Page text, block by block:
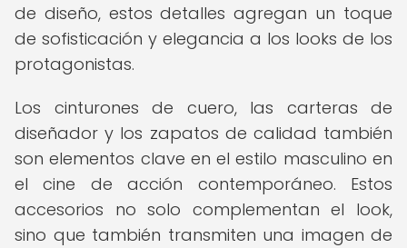
de diseño, estos detalles agregan un toque
de sofisticación y elegancia a los looks de los
protagonistas.
Los cinturones de cuero, las carteras de
diseñador y los zapatos de calidad también
son elementos clave en el estilo masculino en
el cine de acción contemporáneo. Estos
accesorios no solo complementan el look,
sino que también transmiten una imagen de